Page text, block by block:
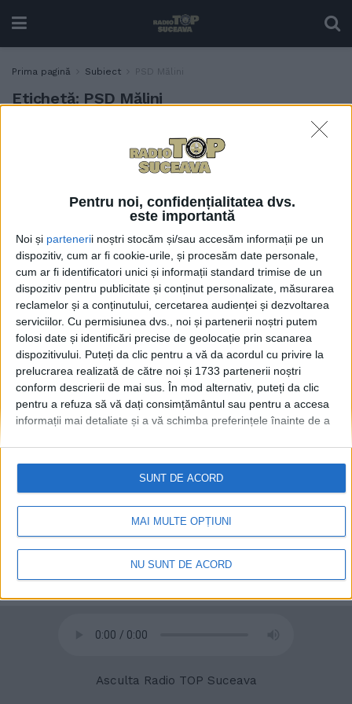
Pentru noi, confidențialitatea dvs.
este importantă
Noi și partenerii noștri stocăm și/sau accesăm informații pe un
dispozitiv, cum ar fi cookie-urile, și procesăm date personale,
cum ar fi identificatori unici și informații standard trimise de un
dispozitiv pentru publicitate și conținut personalizate, măsurarea
reclamelor și a conținutului, cercetarea audienței și dezvoltarea
serviciilor. Cu permisiunea dvs., noi și partenerii noștri putem
folosi date și identificări precise de geolocație prin scanarea
dispozitivului. Puteți da clic pentru a vă da acordul cu privire la
prelucrarea realizată de către noi și 1733 partenerii noștri
conform descrierii de mai sus. În mod alternativ, puteți da clic
pentru a refuza să vă dați consimțământul sau pentru a accesa
informații mai detaliate și a vă schimba preferințele înainte de a
retrageți consimțământul în orice moment, revenind la acest site
și făcând clic pe butonul "Confidențialitate" din partea de jos a
paginii web.
MAI MULTE OPȚIUNI
NU SUNT DE ACORD
SUNT DE ACORD
Prima pagină Subiect PSD Mălini
Etichetă: PSD Mălini
PSD, la Mălini: Dezvoltarea
turismului în această
regiune este văzută ca un
de locuri de muncă
22 NOIEMBRIE, 2024
© 2020 Radio TOP Suceava 104 FM
Asculta Radio TOP Suceava